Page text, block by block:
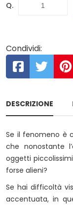
Q.
Condividi:
DESCRIZIONE
Se il fenomeno è
che nonostante
oggetti
forse alieni?
Se hai difficoltà
accentuata, in